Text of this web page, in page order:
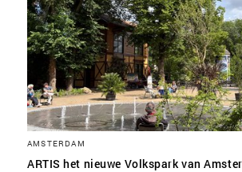
AMSTERDAM
ARTIS het nieuwe Volkspark van
SLA VOORKEUREN OP